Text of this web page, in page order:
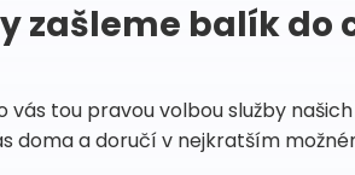
zašleme balík do
tou pravou volbou služby našich
doma a doručí v nejkratším